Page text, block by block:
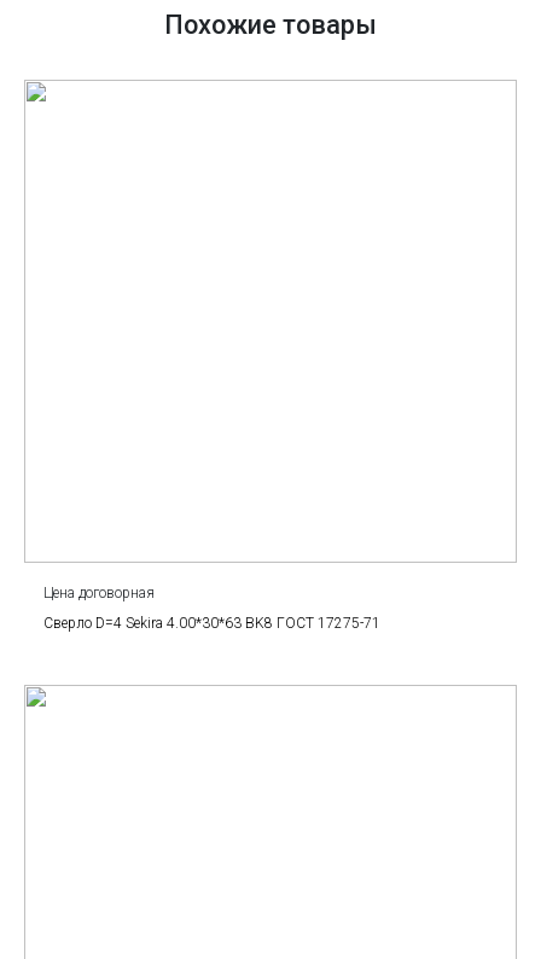
Похожие товары
Цена договорная
Сверло D=4 Sekira 4.00*30*63 BK8 ГОСТ 17275-71